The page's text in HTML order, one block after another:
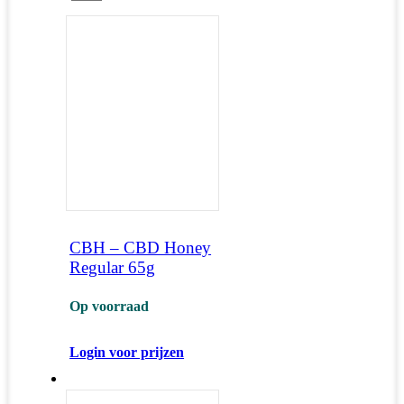
CBH – CBD Honey
Regular 65g
Op voorraad
Login voor prijzen